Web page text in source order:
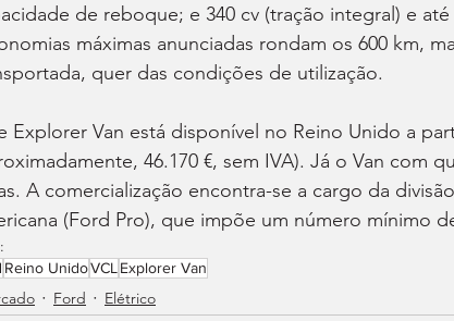
de reboque; e 340 cv (tração integral) e
máximas anunciadas rondam os 600 km,
quer das condições de utilização.
Explorer Van está disponível no Reino Unido a
46.170 €, sem IVA). Já o Van com
A comercialização encontra-se a cargo da
(Ford Pro), que impõe um número mínimo
Reino UnidoVCLExplorer Van
Ford Elétrico